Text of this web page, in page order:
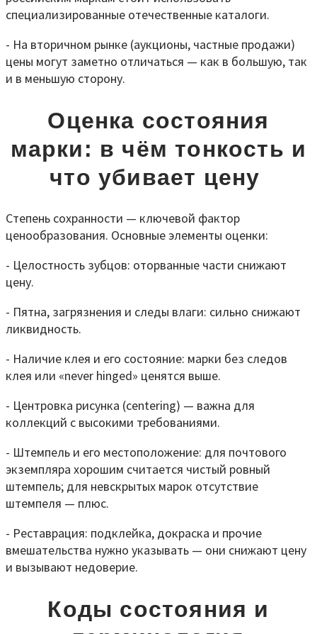
специализированные отечественные каталоги.
- На вторичном рынке (аукционы, частные продажи)
цены могут заметно отличаться — как в большую, так
и в меньшую сторону.
Оценка состояния
марки: в чём тонкость и
что убивает цену
Степень сохранности — ключевой фактор
ценообразования. Основные элементы оценки:
- Целостность зубцов: оторванные части снижают
цену.
- Пятна, загрязнения и следы влаги: сильно снижают
ликвидность.
- Наличие клея и его состояние: марки без следов
клея или «never hinged» ценятся выше.
- Центровка рисунка (centering) — важна для
коллекций с высокими требованиями.
- Штемпель и его местоположение: для почтового
экземпляра хорошим считается чистый ровный
штемпель; для невскрытых марок отсутствие
штемпеля — плюс.
- Реставрация: подклейка, докраска и прочие
вмешательства нужно указывать — они снижают цену
и вызывают недоверие.
Коды состояния и